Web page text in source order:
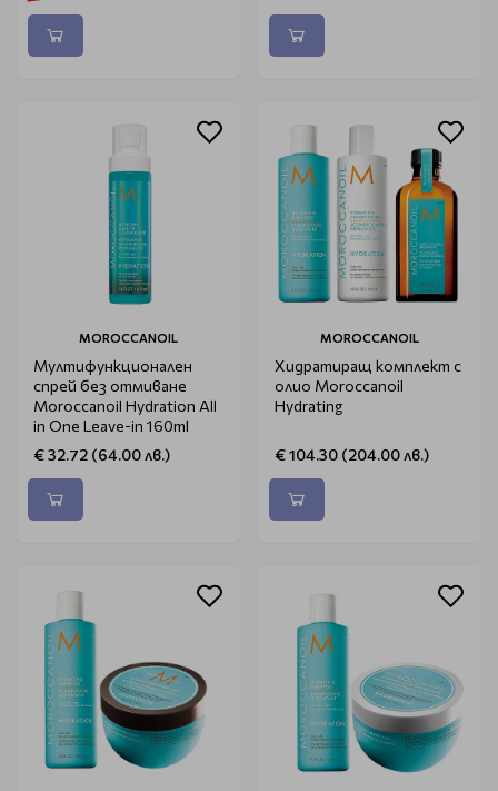
MOROCCANOIL
Мултифункционален
спрей без отмиване
Moroccanoil Hydration All
in One Leave-in 160ml
€ 32.72 (64.00 лв.)
MOROCCANOIL
Хидратиращ комплект с
олио Moroccanoil
Hydrating
€ 104.30 (204.00 лв.)